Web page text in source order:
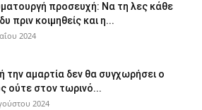
προσευχή: Να τη λες κάθε
πριν κοιμηθείς και η...
2024
την αμαρτία δεν θα συγχωρήσει ο
ούτε στον τωρινό...
2024